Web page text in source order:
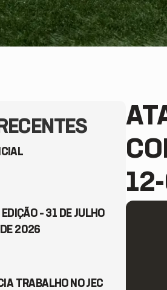
– 31 DE JULHO
2026
TRABALHO NO JEC